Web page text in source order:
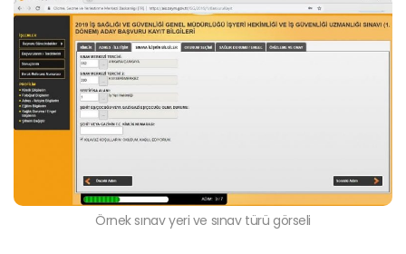
Örnek sınav yeri ve sınav türü görseli